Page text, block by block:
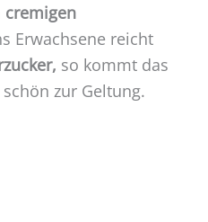
cremigen
Erwachsene reicht
so kommt das
zur Geltung.